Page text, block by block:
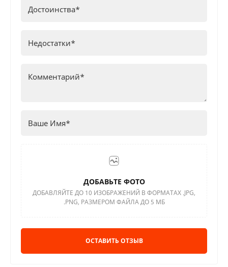
ДОБАВЬТЕ ФОТО
ДОБАВЛЯЙТЕ ДО 10 ИЗОБРАЖЕНИЙ В ФОРМАТАХ .JPG,
.PNG, РАЗМЕРОМ ФАЙЛА ДО 5 МБ
ОСТАВИТЬ ОТЗЫВ